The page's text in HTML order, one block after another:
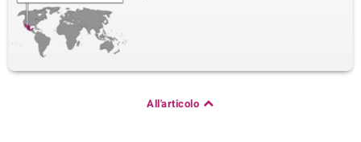
All'articolo